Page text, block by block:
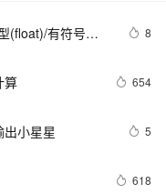
(float)/有符号
8
算 654
小星星 5
618